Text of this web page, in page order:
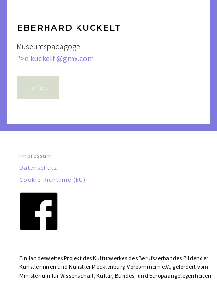
EBERHARD KUCKELT
Museumspädagoge
">e.kuckelt@gmx.com
Impressum
Datenschutz
Cookie-Richtlinie (EU)
Ein landesweites Projekt des Kulturwerkes des Berufsverbandes Bildender
Künstlerinnen und Künstler Mecklenburg-Vorpommern e.V., gefördert vom
Ministerium für Wissenschaft, Kultur, Bundes- und Europa­­angelegenheiten